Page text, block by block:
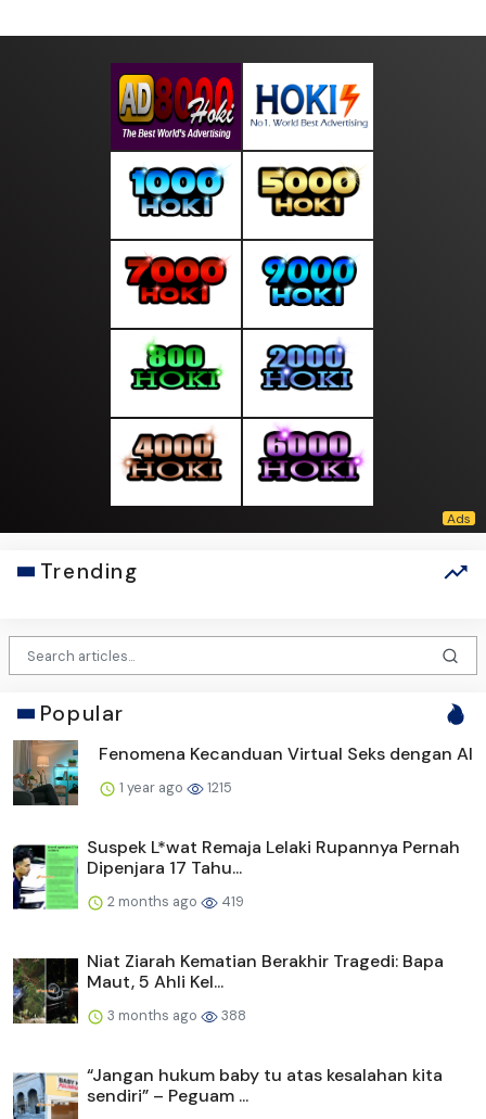
Trending
Popular
Fenomena Kecanduan Virtual Seks dengan AI
1 year ago 1215
Suspek L*wat Remaja Lelaki Rupannya Pernah
Dipenjara 17 Tahu...
2 months ago 419
Niat Ziarah Kematian Berakhir Tragedi: Bapa
Maut, 5 Ahli Kel...
3 months ago 388
“Jangan hukum baby tu atas kesalahan kita
sendiri” – Peguam ...